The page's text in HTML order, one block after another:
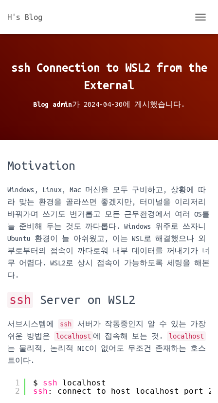
H's Blog
비
토
ssh Connection to WSL2 from the
External
Blog admin가 2024-04-30에 게시했습니다.
Motivation
Windows, Linux, Mac 머신을 모두 구비하고, 상황에 따
라 맞는 환경을 골라쓰면 좋겠지만, 터미널을 이리저리
바꿔가며 쓰기도 번거롭고 모든 근무환경에서 여러 OS를
늘 준비해 두는 것도 까다롭다. Windows 위주로 쓰자니
Ubuntu 환경이 늘 아쉬웠고, 이는 WSL로 해결했으나 외
부로부터의 접속이 까다로워 내부 데이터를 꺼내기가 너
무 어렵다. WSL2로 상시 접속이 가능하도록 세팅을 해본
다.
ssh Server on WSL2
서브시스템에 ssh
서버가 작동중인지 알 수 있는 가장
쉬운 방법은
localhost 에 접속해 보는 것.
localhost
는 물리적, 논리적 NIC이 없어도 무조건 존재하는 호스
트이다.
1
2
$ ssh
localhost
ssh : connect to host localhost port